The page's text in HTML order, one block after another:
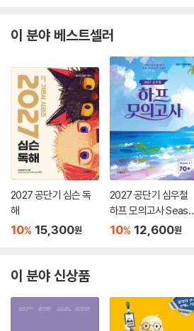
이 분야 베스트셀러
2027 공단기 심슨 독
해
10% 15,300원
2027 공단기 심우철
하프 모의고사 Seaso
n 1: 70+
10% 12,600원
이 분야 신상품